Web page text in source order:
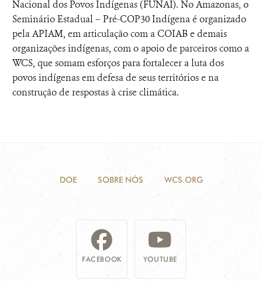
Nacional dos Povos Indígenas (FUNAI). No Amazonas, o
Seminário Estadual – Pré-COP30 Indígena é organizado
pela APIAM, em articulação com a COIAB e demais
organizações indígenas, com o apoio de parceiros como a
WCS, que somam esforços para fortalecer a luta dos
povos indígenas em defesa de seus territórios e na
construção de respostas à crise climática.
DOE SOBRE NÓS WCS.ORG
FACEBOOK YOUTUBE